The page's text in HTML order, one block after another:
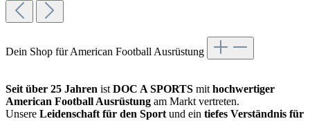
Dein Shop für American Football Ausrüstung
Seit über 25 Jahren ist DOC A SPORTS mit hochwertiger
American Football Ausrüstung am Markt vertreten.
Unsere Leidenschaft für den Sport und ein tiefes Verständnis für